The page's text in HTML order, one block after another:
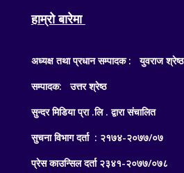
हाम्रो बारेमा
अध्यक्ष तथा प्रधान सम्पादक : युवराज श्रेष्ठ
सम्पादक: उत्तर श्रेष्ठ
सुन्दर मिडिया प्रा .लि . द्वारा संचालित
सुचना विभाग दर्ता : २१७४-२०७७/०७
प्रेस काउन्सिल दर्ता २३४१-२०७७/०७८